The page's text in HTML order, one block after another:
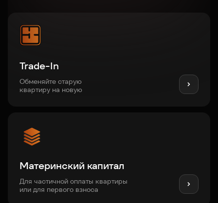
Trade-In
Обменяйте старую
квартиру на новую
Материнский капитал
Для частичной оплаты квартиры
или для первого взноса